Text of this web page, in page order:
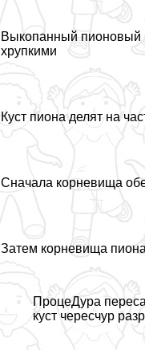
Выкопанный пионовый
хрупкими
Куст пиона делят на
Сначала корневища
Затем корневища
ПроцеДypa
куст чересчур